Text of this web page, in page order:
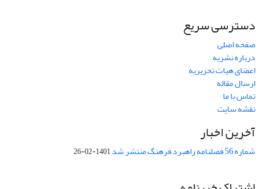
دسترسی سریع
صفحه اصلی
درباره نشریه
اعضای هیات تحریریه
ارسال مقاله
تماس با ما
نقشه سایت
آخرین اخبار
شماره 56 فصلنامه راهبرد فرهنگ منتشر شد 1401-02-26